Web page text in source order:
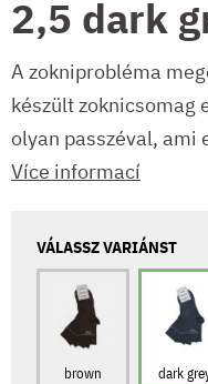
2,5 dark
A zokniprobléma
készült zoknicsomag
olyan passzéval, ami
Více informací
VÁLASSZ VARIÁNST
brown dark